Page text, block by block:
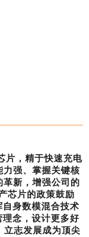
片，精于快速充电
力强、掌握关键核
新，增强公司的
芯片的政策鼓励
身数模混合技术
念，设计更多好
立志发展成为顶尖